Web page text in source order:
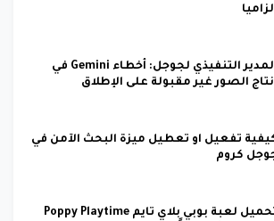
المدير التنفيذي لجوجل: أخطاء Gemini في
الصور غير مقبولة على الإطلاق
تفعيل او تعطيل ميزة البحث الآمن في
كروم
تحميل لعبة بوبي بلاي تايم Poppy Playtime